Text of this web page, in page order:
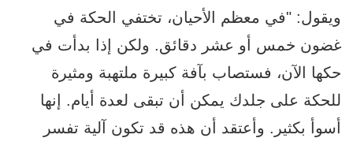
ويقول: "في معظم الأحيان، تختفي الحكة في
غضون خمس أو عشر دقائق. ولكن إذا بدأت في
حكها الآن، فستصاب بآفة كبيرة ملتهبة ومثيرة
للحكة على جلدك يمكن أن تبقى لعدة أيام. إنها
أسوأ بكثير. وأعتقد أن هذه قد تكون آلية تفسر